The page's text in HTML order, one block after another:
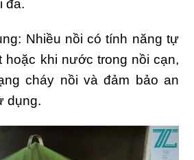
đa.
Nhiều nồi có tính năng tự
hoặc khi nước trong nồi cạn,
cháy nồi và đảm bảo an
dụng.